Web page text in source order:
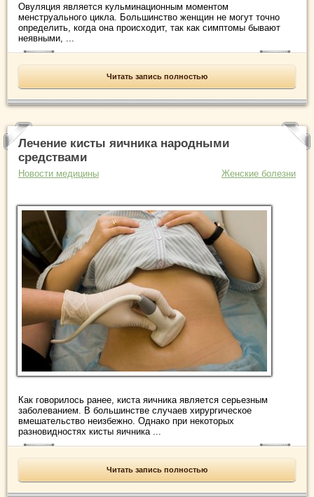
Овуляция является кульминационным моментом
менструального цикла. Большинство женщин не могут точно
определить, когда она происходит, так как симптомы бывают
неявными, ...
Читать запись полностью
Лечение кисты яичника народными
средствами
Новости медицины Женские болезни
Как говорилось ранее, киста яичника является серьезным
заболеванием. В большинстве случаев хирургическое
вмешательство неизбежно. Однако при некоторых
разновидностях кисты яичника ...
Читать запись полностью